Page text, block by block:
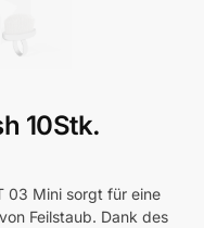
10Stk.
03 Mini sorgt für eine
Feilstaub. Dank des